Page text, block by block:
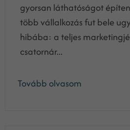
gyorsan láthatóságot
több vállalkozás fut bele
hibába: a teljes
csatornár...
Tovább olvasom